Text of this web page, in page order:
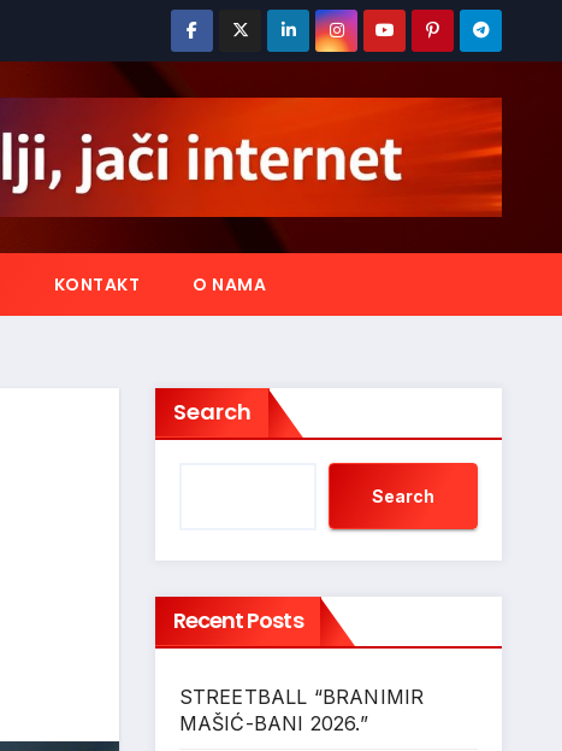
KONTAKT O NAMA
Search
Search
Recent Posts
STREETBALL “BRANIMIR
MAŠIĆ-BANI 2026.”